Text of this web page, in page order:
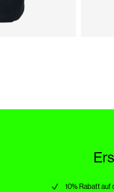
10% Rabatt auf